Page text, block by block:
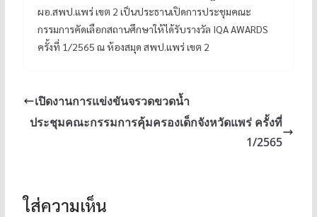
ผอ.สพป.แพร่ เขต 2 เป็นประธานเปิดการประชุมคณะ
กรรมการคัดเลือกสถานศึกษาให้ได้รับรางวัล IQA AWARDS
ครั้งที่ 1/2565 ณ ห้องสมุด สพป.แพร่ เขต 2
เปิดงานการแข่งขันจรวดขวดน้ำ
ประชุมคณะกรรมการคุ้มครองเด็กจังหวัดแพร่ ครั้งที่
1/2565
ใส่ความเห็น